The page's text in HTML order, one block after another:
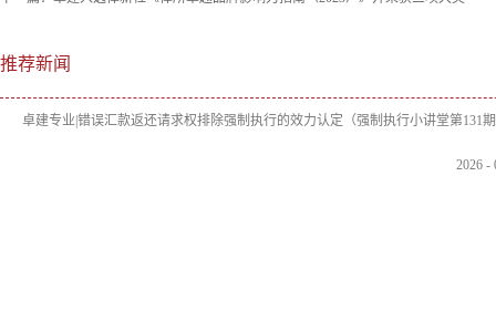
推荐新闻
卓建专业|错误汇款返还请求权排除强制执行的效力认定（强制执行小讲堂第131
2026 -